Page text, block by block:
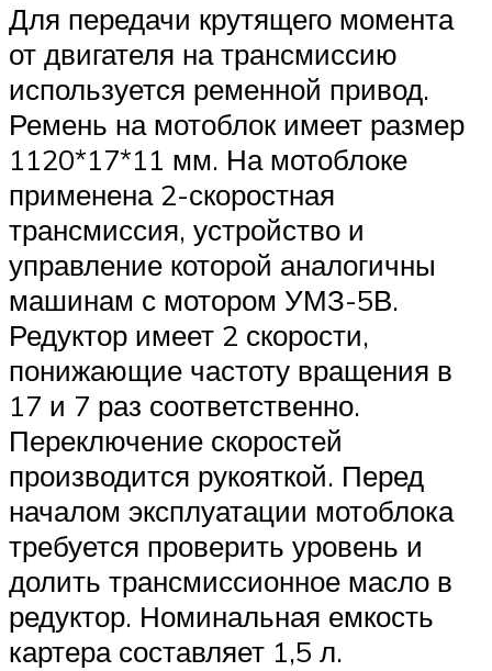
Для передачи крутящего момента
от двигателя на трансмиссию
используется ременной привод.
Ремень на мотоблок имеет размер
1120*17*11 мм. На мотоблоке
применена 2-скоростная
трансмиссия, устройство и
управление которой аналогичны
машинам с мотором УМЗ-5В.
Редуктор имеет 2 скорости,
понижающие частоту вращения в
17 и 7 раз соответственно.
Переключение скоростей
производится рукояткой. Перед
началом эксплуатации мотоблока
требуется проверить уровень и
долить трансмиссионное масло в
редуктор. Номинальная емкость
картера составляет 1,5 л.